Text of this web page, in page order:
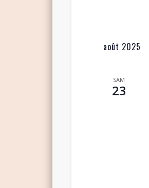
août 2025
SAM
23